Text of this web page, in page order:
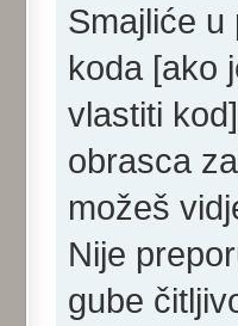
Smajliće u
koda [ako
vlastiti
obrasca
možeš
Nije
gube